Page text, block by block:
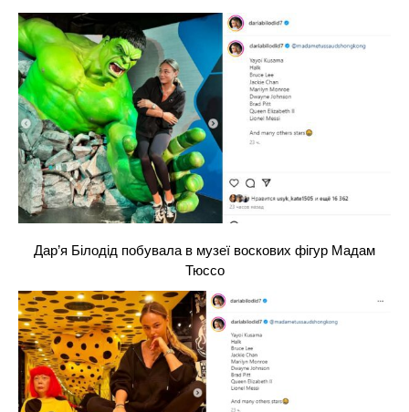
Дар’я Білодід побувала в музеї воскових фігур Мадам
Тюссо